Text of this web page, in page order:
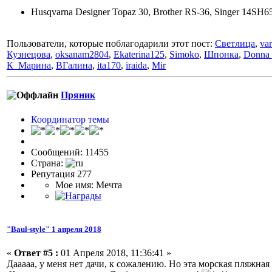
Husqvarna Designer Topaz 30, Brother RS-36, Singer
Пользователи, которые поблагодарили этот пост: Светлица,
Кузнецова, oksanam2804, Ekaterina125, Simoko, Шпонка, Donna
К_Марина, ВГалина, ita170, iraida, Mir
Пряник
Координатор темы
Сообщений: 11455
Страна:
Репутация 277
Мое имя: Мечта
"Baul-style" 1 апреля 2018
« Ответ #5 : 01 Апреля 2018, 11:36:41 »
Дааааа, у меня нет дачи, к сожалению. Но эта морская